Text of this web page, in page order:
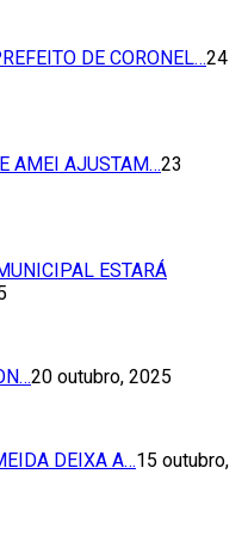
DE CORONEL…24
AMEI AJUSTAM…23
ESTARÁ
20 outubro, 2025
DEIXA A…15 outubro,